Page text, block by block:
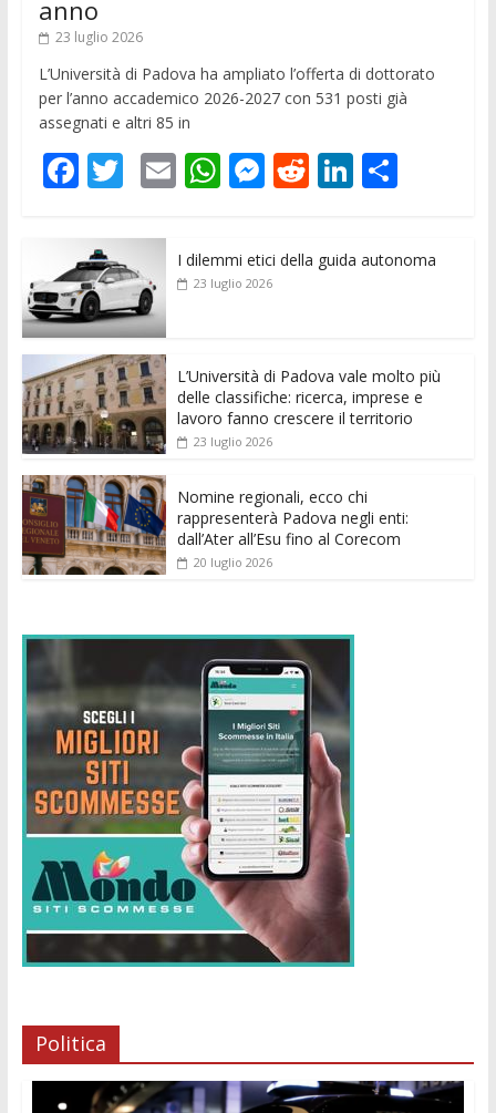
anno
23 luglio 2026
L’Università di Padova ha ampliato l’offerta di dottorato
per l’anno accademico 2026-2027 con 531 posti già
assegnati e altri 85 in
F
e
b
o
o
k
T
itt
er
E
ai
l
W
s
p
M
ss
e
er
R
di
Li
e
C
di
I dilemmi etici della guida autonoma
23 luglio 2026
L’Università di Padova vale molto più
delle classifiche: ricerca, imprese e
lavoro fanno crescere il territorio
23 luglio 2026
Nomine regionali, ecco chi
rappresenterà Padova negli enti:
dall’Ater all’Esu fino al Corecom
20 luglio 2026
Politica